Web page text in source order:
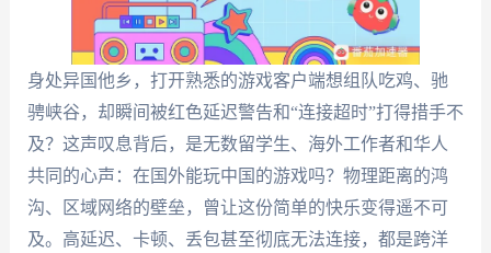
身处异国他乡，打开熟悉的游戏客户端想组队吃鸡、驰
骋峡谷，却瞬间被红色延迟警告和“连接超时”打得措手不
及？这声叹息背后，是无数留学生、海外工作者和华人
共同的心声：在国外能玩中国的游戏吗？物理距离的鸿
沟、区域网络的壁垒，曾让这份简单的快乐变得遥不可
及。高延迟、卡顿、丢包甚至彻底无法连接，都是跨洋